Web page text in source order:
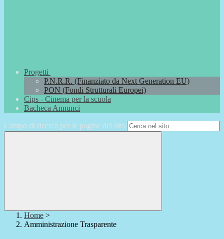
Progetti
P.N.R.R. (Finanziato da Next Generation EU)
PON (Fondi Strutturali Europei)
Cips - Cinema per la scuola
Bacheca Annunci
Campo di ricerca per le pagine del sito
Home >
Amministrazione Trasparente